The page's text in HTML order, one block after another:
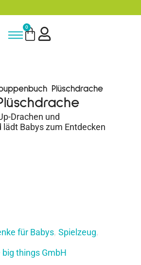
0
Plüschdrache
Drachen und
Babys zum Entdecken
für Babys, Spielzeug,
big things GmbH